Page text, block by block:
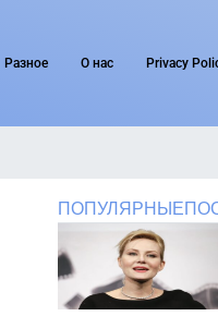
Разное О нас Privacy
ПОПУЛЯРНЫЕ